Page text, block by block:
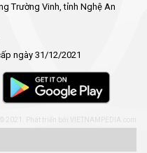
Trường Vinh, tỉnh Nghệ An
ngày 31/12/2021
2021. Phát triển bởi